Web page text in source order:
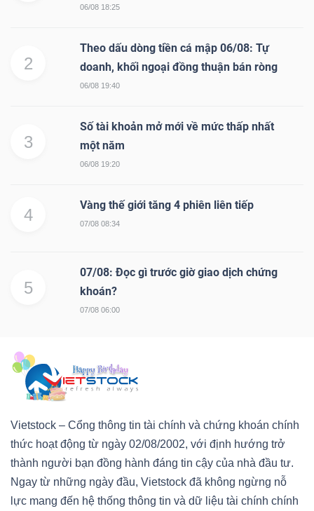
06/08 18:25
2
Theo dấu dòng tiền cá mập 06/08: Tự
doanh, khối ngoại đồng thuận bán ròng
06/08 19:40
3
Số tài khoản mở mới về mức thấp nhất
một năm
06/08 19:20
4
Vàng thế giới tăng 4 phiên liên tiếp
07/08 08:34
5
07/08: Đọc gì trước giờ giao dịch chứng
khoán?
07/08 06:00
Vietstock – Cổng thông tin tài chính và chứng khoán chính
thức hoạt động từ ngày 02/08/2002, với định hướng trở
thành người bạn đồng hành đáng tin cậy của nhà đầu tư.
Ngay từ những ngày đầu, Vietstock đã không ngừng nỗ
lực mang đến hệ thống thông tin và dữ liệu tài chính chính